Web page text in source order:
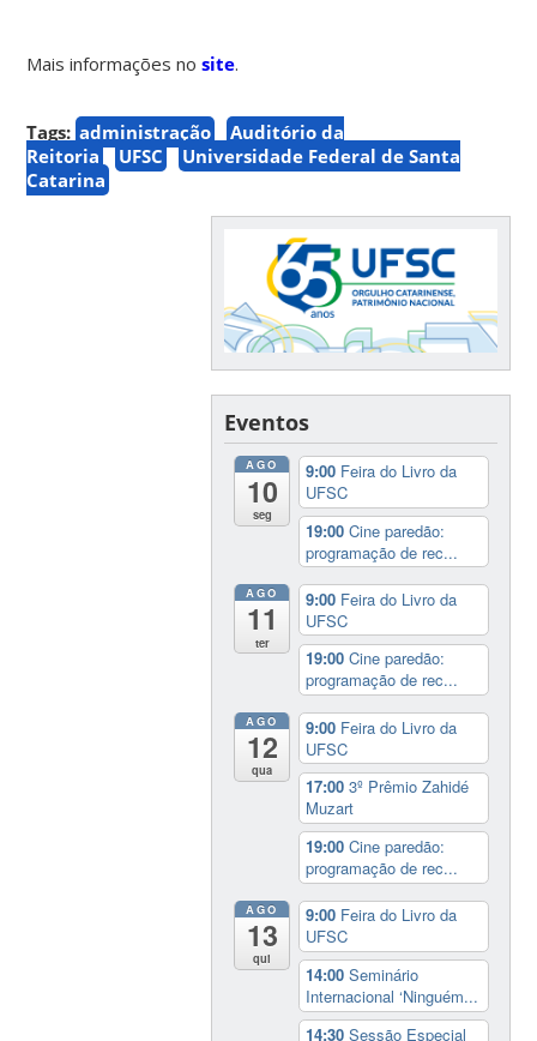
Mais informações nosite.
Tags: administração
Auditório da
Reitoria
UFSC
Universidade Federal de Santa
Catarina
Eventos
AGO
10
seg
9:00 Feira do Livro da
UFSC
19:00Cine paredão:
programação de rec...
AGO
11
ter
9:00 Feira do Livro da
UFSC
19:00Cine paredão:
programação de rec...
AGO
12
qua
9:00 Feira do Livro da
UFSC
17:003º Prêmio Zahidé
Muzart
19:00Cine paredão:
programação de rec...
AGO
13
qui
9:00 Feira do Livro da
UFSC
14:00Seminário
Internacional ‘Ninguém...
14:30Sessão Especial